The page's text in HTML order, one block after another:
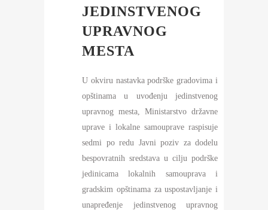
JEDINSTVENOG
UPRAVNOG
MESTA
U okviru nastavka podrške gradovima i
opštinama u uvođenju jedinstvenog
upravnog mesta, Ministarstvo državne
uprave i lokalne samouprave raspisuje
sedmi po redu Javni poziv za dodelu
bespovratnih sredstava u cilju podrške
jedinicama lokalnih samouprava i
gradskim opštinama za uspostavljanje i
unapređenje jedinstvenog upravnog